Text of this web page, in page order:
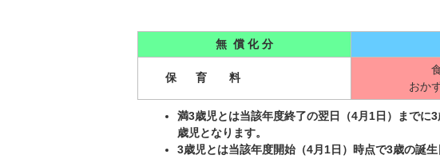
無 償 化 分
保 育 料
おか
満3歳児とは当該年度終了の翌日（4月1日）までに
歳児となります。
3歳児とは当該年度開始（4月1日）時点で3歳の誕